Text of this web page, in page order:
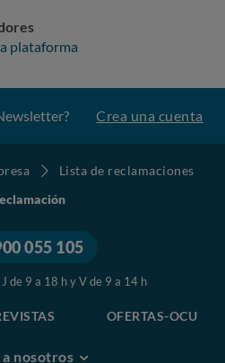
plataforma
Crea una cuenta
Lista de reclamaciones
055 105
J de 9 a 18 h y V de 9 a 14 h
OFERTAS-OCU
nosotros